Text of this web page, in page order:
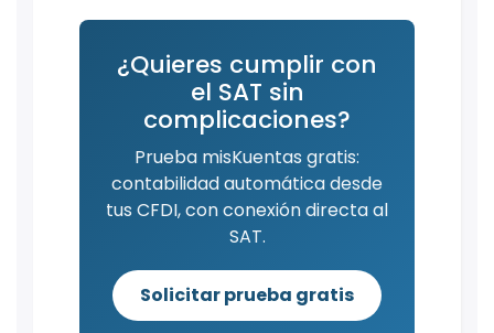
¿Quieres cumplir con
el SAT sin
complicaciones?
Prueba misKuentas gratis:
contabilidad automática desde
tus CFDI, con conexión directa al
SAT.
Solicitar prueba gratis